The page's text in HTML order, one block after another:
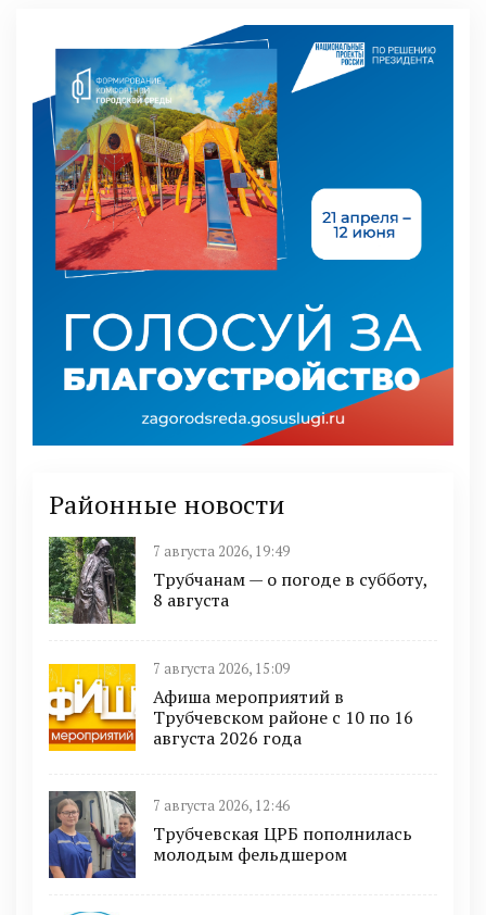
Районные новости
7 августа 2026, 19:49
Трубчанам — о погоде в субботу,
8 августа
7 августа 2026, 15:09
Афиша мероприятий в
Трубчевском районе с 10 по 16
августа 2026 года
7 августа 2026, 12:46
Трубчевская ЦРБ пополнилась
молодым фельдшером